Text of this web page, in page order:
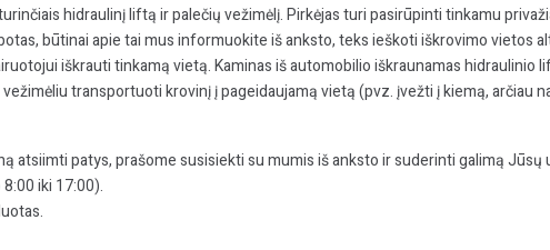
hidraulinį liftą ir palečių vežimėlį. Pirkėjas turi pasirūpinti tinkamu
būtinai apie tai mus informuokite iš anksto, teks ieškoti iškrovimo vietos
iškrauti tinkamą vietą. Kaminas iš automobilio iškraunamas hidraulinio
transportuoti krovinį į pageidaujamą vietą (pvz. įvežti į kiemą, arčiau
atsiimti patys, prašome susisiekti su mumis iš anksto ir suderinti galimą
iki 17:00).